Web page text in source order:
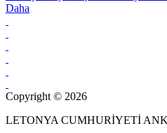
Daha
Copyright © 2026
LETONYA CUMHURİYETİ